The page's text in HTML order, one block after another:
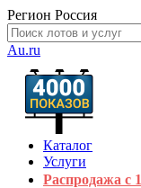
Регион Россия
Au.ru
Каталог
Услуги
Распродажа с 1